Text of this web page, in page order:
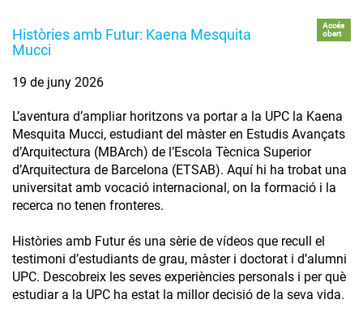
Històries amb Futur: Kaena Mesquita
Mucci
Accés
obert
19 de juny 2026
L’aventura d’ampliar horitzons va portar a la UPC la Kaena
Mesquita Mucci, estudiant del màster en Estudis Avançats
d’Arquitectura (MBArch) de l’Escola Tècnica Superior
d’Arquitectura de Barcelona (ETSAB). Aquí hi ha trobat una
universitat amb vocació internacional, on la formació i la
recerca no tenen fronteres.
Històries amb Futur és una sèrie de vídeos que recull el
testimoni d’estudiants de grau, màster i doctorat i d’alumni
UPC. Descobreix les seves experiències personals i per què
estudiar a la UPC ha estat la millor decisió de la seva vida.